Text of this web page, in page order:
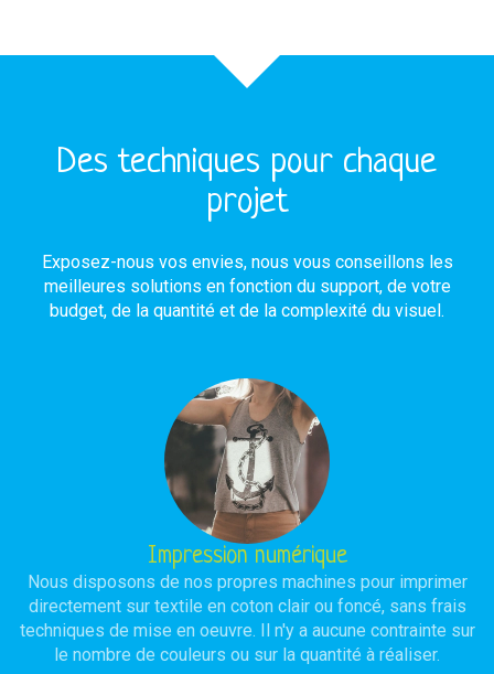
Des techniques pour chaque
projet
Exposez-nous vos envies, nous vous conseillons les
meilleures solutions en fonction du support, de votre
budget, de la quantité et de la complexité du visuel.
Impression numérique
Nous disposons de nos propres machines pour imprimer
directement sur textile en coton clair ou foncé, sans frais
techniques de mise en oeuvre. Il n'y a aucune contrainte sur
le nombre de couleurs ou sur la quantité à réaliser.